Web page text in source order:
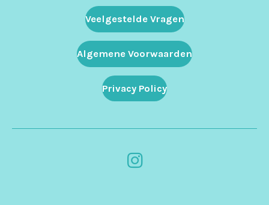
Veelgestelde Vragen
Algemene Voorwaarden
Privacy Policy
I